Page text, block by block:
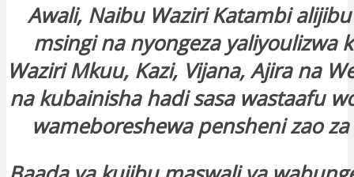
Awali, Naibu Waziri Katambi
msingi na nyongeza yaliyoulizwa
Waziri Mkuu, Kazi, Vijana, Ajira na
na kubainisha hadi sasa wastaafu
wameboreshewa pensheni zao